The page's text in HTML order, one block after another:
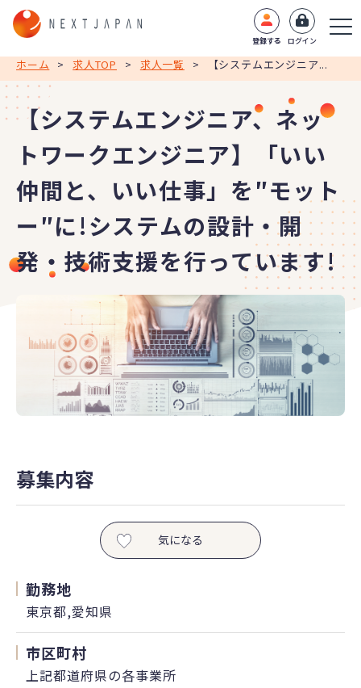
登録する ログイン
ホーム > 求人TOP > 求人一覧 > 【システムエンジニア...
【システムエンジニア、ネッ
トワークエンジニア】「いい
仲間と、いい仕事」を″モット
ー″に!システムの設計・開
発・技術支援を行っています!
募集内容
気になる
勤務地
東京都,愛知県
市区町村
上記都道府県の各事業所